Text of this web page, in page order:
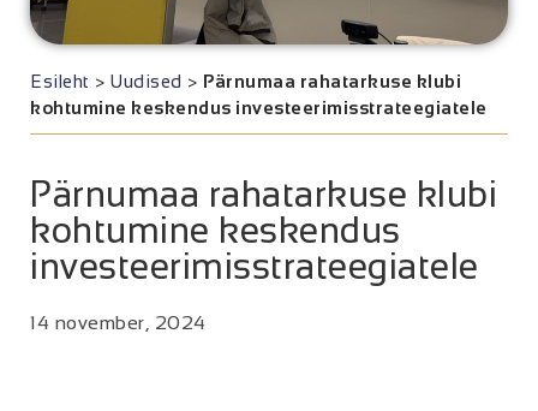
Esileht > Uudised > Pärnumaa rahatarkuse klubi
kohtumine keskendus investeerimisstrateegiatele
Pärnumaa rahatarkuse klubi
kohtumine keskendus
investeerimisstrateegiatele
14 november, 2024